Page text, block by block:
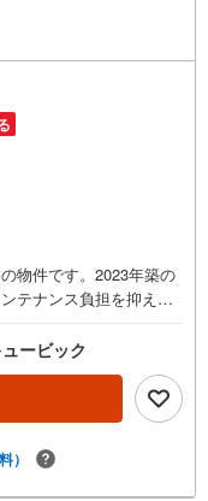
物件です。2023年築の
テナンス負担を抑えや
ます。LDKは18帖以上
となっています。設備
水器付きキッチン、ウ
しやすさを支える設備
周辺にはコンビニ（徒
ービック
）